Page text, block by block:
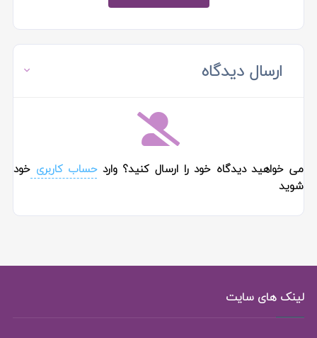
ارسال دیدگاه
می خواهید دیدگاه خود را ارسال کنید؟ واردحساب کاربریخود
شوید
لینک های سایت